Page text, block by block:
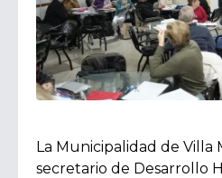
La Municipalidad de Villa
secretario de Desarrollo